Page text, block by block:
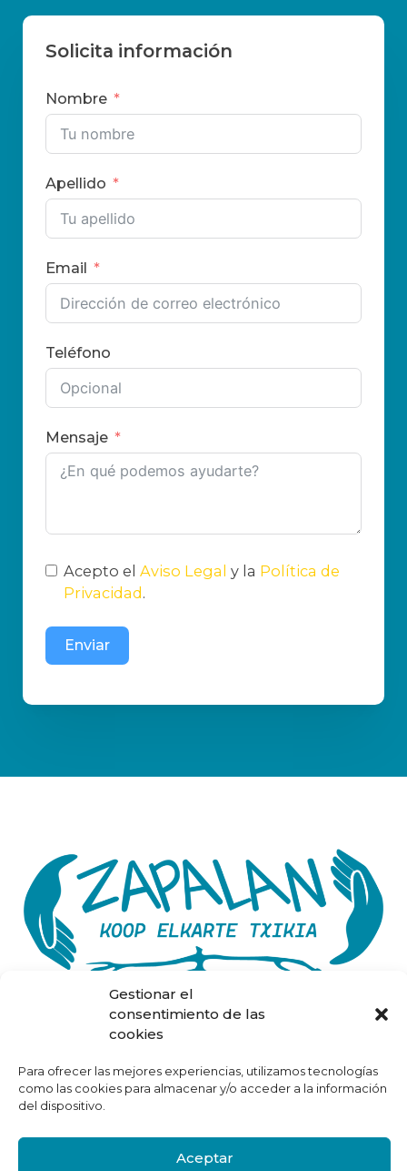
Gestionar el
consentimiento de las
cookies
Para ofrecer las mejores experiencias, utilizamos tecnologías
como las cookies para almacenar y/o acceder a la información
del dispositivo.
Aceptar
Solicita información
Nombre
Apellido
Email
Teléfono
Mensaje
Acepto el Aviso Legal y la Política de
Privacidad.
Enviar
Sobre Nosotros
Proyectos
Contacto